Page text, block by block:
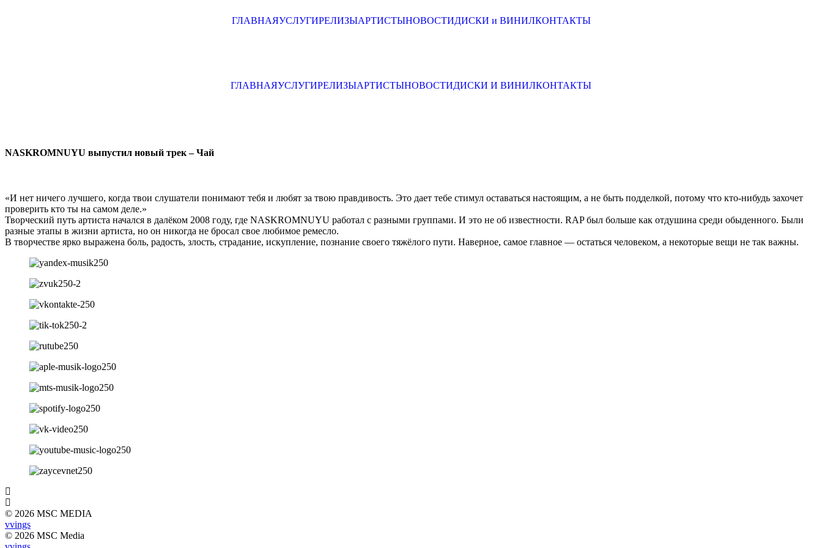
ГЛАВНАЯУСЛУГИРЕЛИЗЫАРТИСТЫНОВОСТИДИСКИ и ВИНИЛКОНТАКТЫ
ГЛАВНАЯУСЛУГИРЕЛИЗЫАРТИСТЫНОВОСТИДИСКИ И ВИНИЛКОНТАКТЫ
NASKROMNUYU выпустил новый трек – Чай
«И нет ничего лучшего, когда твои слушатели понимают тебя и любят за твою правдивость. Это дает тебе стимул оставаться настоящим, а не быть подделкой, потому что кто-нибудь захочет
проверить кто ты на самом деле.»
Творческий путь артиста начался в далёком 2008 году, где NASKROMNUYU работал с разными группами. И это не об известности. RAP был больше как отдушина среди обыденного. Были
разные этапы в жизни артиста, но он никогда не бросал свое любимое ремесло.
В творчестве ярко выражена боль, радость, злость, страдание, искупление, познание своего тяжёлого пути. Наверное, самое главное — остаться человеком, а некоторые вещи не так важны.
© 2026 MSC MEDIA
vvings
© 2026 MSC Media